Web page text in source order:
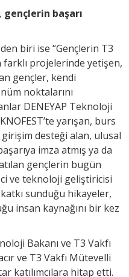
gençlerin başarı
biri ise “Gençlerin T3
farklı projelerinde yetişen,
gençler, kendi
noktalarını
DENEYAP Teknoloji
yarışan, burs
desteği alan, ulusal
imza atmış ya da
gençlerin bugün
ve teknoloji geliştiricisi
sunduğu hikayeler,
insan kaynağını bir kez
Bakanı ve T3 Vakfı
ve T3 Vakfı Mütevelli
katılımcılara hitap etti.